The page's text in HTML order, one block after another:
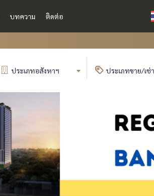
บทความ ติดต่อ
ประเภทอสังหาฯ ประเภทขาย/เช่า